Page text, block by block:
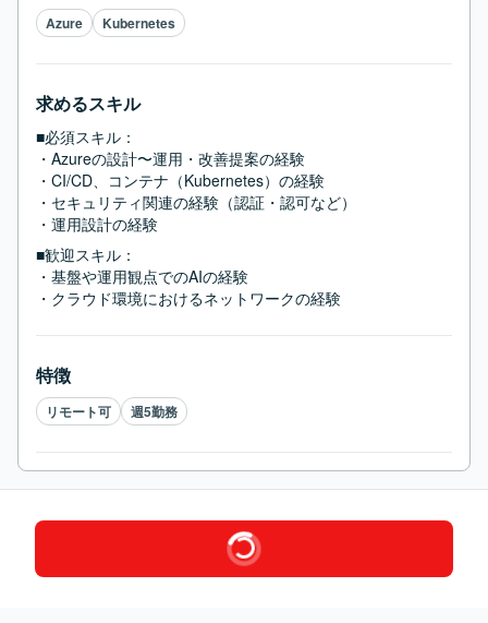
Azure Kubernetes
求めるスキル
■必須スキル：
・Azureの設計〜運用・改善提案の経験
・CI/CD、コンテナ（Kubernetes）の経験
・セキュリティ関連の経験（認証・認可など）
・運用設計の経験
■歓迎スキル：
・基盤や運用観点でのAIの経験
・クラウド環境におけるネットワークの経験
特徴
リモート可 週5勤務